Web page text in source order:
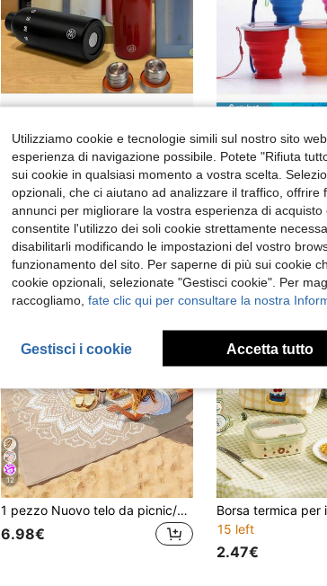
Tazza d'acqua in acciaio inossidabile -500ml Borraccia sportiva a prova di perdite, X 24Borraccia, Tazza da caffè, Tazza d'acqua per uso esterno, Borraccia per studenti, 12 ore, Ideale per palestra, auto, viaggi all'aperto e uso quotidiano
10.84€
4 left
3.94€ 3.95€
12
1 pezzo Nuovo telo da picnic/asciugamano da spiaggia impermeabile e anti-sabbia con stampa digitale, motivo alla moda e fresco, adatto per campeggio e picnic all'aperto (peso del tessuto 100g)
6.98€
15 left
2.47€
Utilizziamo cookie e tecnologie simili sul nostro sito
esperienza di navigazione possibile. Potete "Rifiuta
sui cookie in qualsiasi momento a vostra scelta.
opzionali, che ci aiutano ad analizzare il traffico,
annunci per migliorare la vostra esperienza di acquisto
consentite l'utilizzo dei soli cookie strettamente
disabilitarli modificando le impostazioni del vostro
funzionamento del sito. Per saperne di più sui cookie
cookie opzionali, selezionate "Gestisci cookie". Per
raccogliamo, fate clic qui per consultare la nostra
Gestisci i cookie Accetta tutto